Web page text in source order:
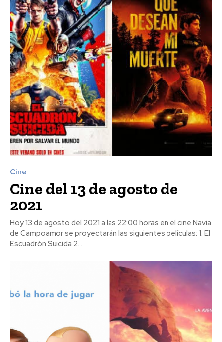
Cine
Cine del 13 de agosto de
2021
Hoy 13 de agosto del 2021 a las 22:00 horas en el cine Navia
de Campoamor se proyectarán las siguientes películas: 1. El
Escuadrón Suicida 2....